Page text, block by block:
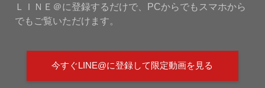
ＬＩＮＥ＠に登録するだけで、PCからでもスマホから
でもご覧いただけます。
今すぐLINE@に登録して限定動画を見る